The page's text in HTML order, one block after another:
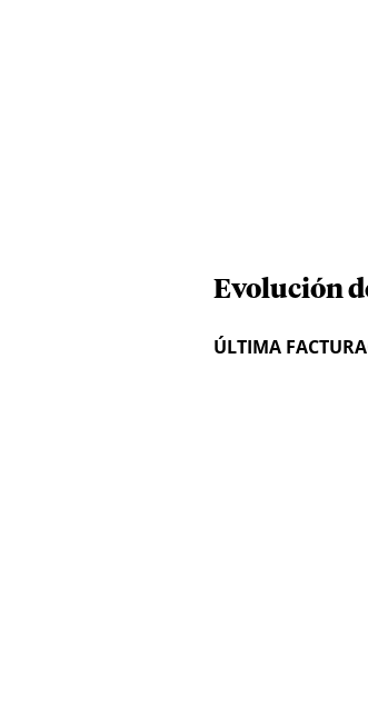
Evolución
ÚLTIMA